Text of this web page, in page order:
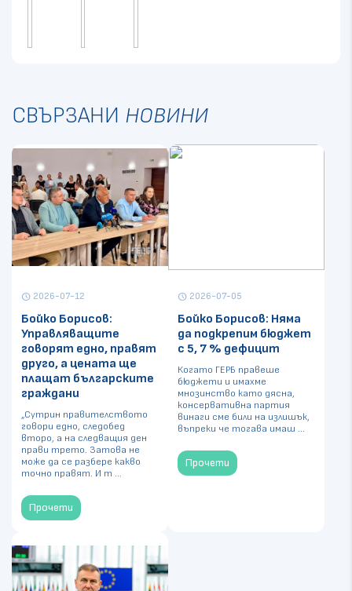
СВЪРЗАНИ НОВИНИ
schedule 2026-07-12
Бойко Борисов:
Управляващите
говорят едно, правят
друго, а цената ще
плащат българските
граждани
„Сутрин правителството
говори едно, следобед
второ, а на следващия ден
прави трето. Затова не
може да се разбере какво
точно правят. И т ...
Прочети
schedule 2026-07-05
Бойко Борисов: Няма
да подкрепим бюджет
с 5, 7 % дефицит
Когато ГЕРБ правеше
бюджети и имахме
мнозинство като дясна,
консервативна партия
винаги сме били на излишък,
въпреки че тогава имаш ...
Прочети